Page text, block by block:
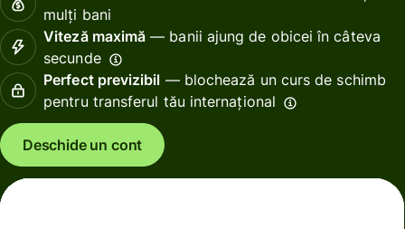
mulți bani
Viteză maximă — banii ajung de obicei în câteva
secunde
Perfect previzibil — blochează un curs de schimb
pentru transferul tău internațional
Deschide un cont